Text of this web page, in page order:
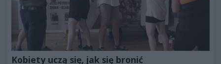
Kobiety uczą się, jak się bronić